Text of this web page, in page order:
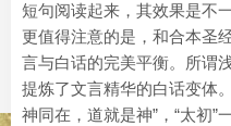
短句阅读起来，其效果是不一
更值得注意的是，和合本圣
言与白话的完美平衡。所谓
提炼了文言精华的白话变体
神同在，道就是神”，“太初”